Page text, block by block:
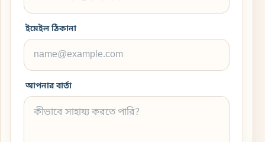
ইমেইল ঠিকানা
আপনার বার্তা